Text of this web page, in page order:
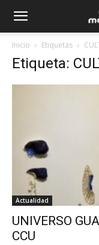
Inicio Etiquetas
Etiqueta:
Actualidad
UNIVERSO
CCU